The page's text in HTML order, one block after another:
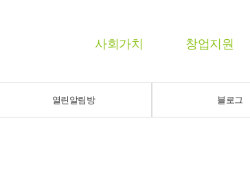
사회가치 창업지원
열린알림방 블로그